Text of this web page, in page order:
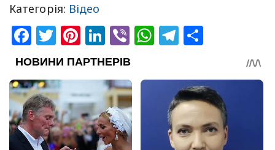
Категорія: Відео
Facebook
Twitter
Pinterest
LinkedIn
ViberWhatsApp
Telegram